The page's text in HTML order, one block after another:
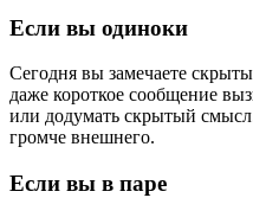
Если вы одиноки
Сегодня вы замечаете
даже короткое сообщение
или додумать скрытый
громче внешнего.
Если вы в паре